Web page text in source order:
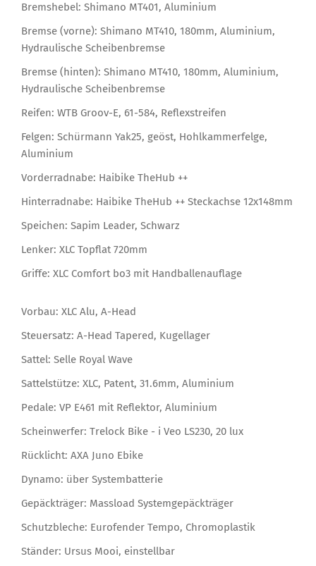
Bremshebel: Shimano MT401, Aluminium
Bremse (vorne): Shimano MT410, 180mm, Aluminium,
Hydraulische Scheibenbremse
Bremse (hinten): Shimano MT410, 180mm, Aluminium,
Hydraulische Scheibenbremse
Reifen: WTB Groov-E, 61-584, Reflexstreifen
Felgen: Schürmann Yak25, geöst, Hohlkammerfelge,
Aluminium
Vorderradnabe: Haibike TheHub ++
Hinterradnabe: Haibike TheHub ++ Steckachse 12x148mm
Speichen: Sapim Leader, Schwarz
Lenker: XLC Topflat 720mm
Griffe: XLC Comfort bo3 mit Handballenauflage
Vorbau: XLC Alu, A-Head
Steuersatz: A-Head Tapered, Kugellager
Sattel: Selle Royal Wave
Sattelstütze: XLC, Patent, 31.6mm, Aluminium
Pedale: VP E461 mit Reflektor, Aluminium
Scheinwerfer: Trelock Bike - i Veo LS230, 20 lux
Rücklicht: AXA Juno Ebike
Dynamo: über Systembatterie
Gepäckträger: Massload Systemgepäckträger
Schutzbleche: Eurofender Tempo, Chromoplastik
Ständer: Ursus Mooi, einstellbar